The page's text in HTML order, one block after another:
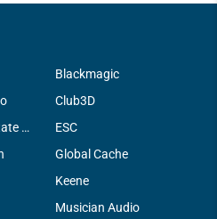
Blackmagic
Club3D
Empire State Filter Company, INC.
ESC
Global Cache
Keene
Musician Audio